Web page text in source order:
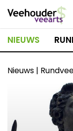
naar
inhoud
NIEUWS
Nieuws |